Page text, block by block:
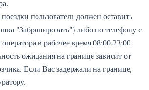
пользователь должен оставить
"Забронировать") либо по телефону с
в рабочее время 08:00-23:00
ожидания на границе зависит от
Если Вас задержали на границе,